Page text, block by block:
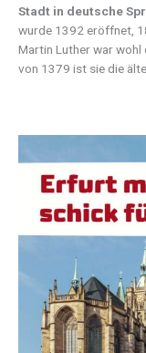
Stadt in deutsche
wurde 1392 eröffnet,
Martin Luther war wohl
von 1379 ist sie die